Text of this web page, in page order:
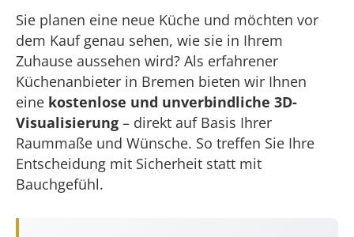
Sie planen eine neue Küche und möchten vor
dem Kauf genau sehen, wie sie in Ihrem
Zuhause aussehen wird? Als erfahrener
Küchenanbieter in Bremen bieten wir Ihnen
eine kostenlose und unverbindliche 3D-
Visualisierung – direkt auf Basis Ihrer
Raummaße und Wünsche. So treffen Sie Ihre
Entscheidung mit Sicherheit statt mit
Bauchgefühl.